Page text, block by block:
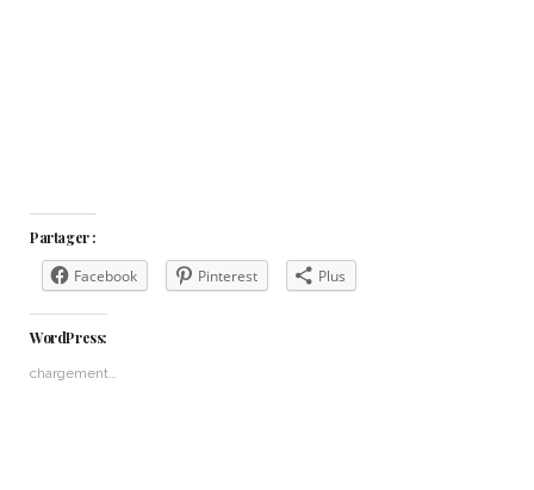
Partager :
Facebook Pinterest Plus
WordPress:
chargement…